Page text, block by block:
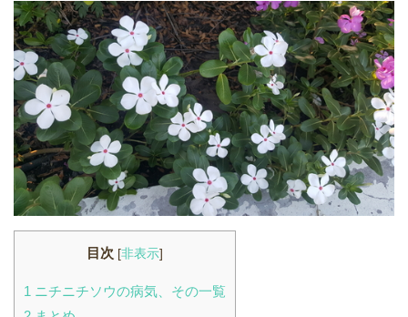
目次 [非表示]
1 ニチニチソウの病気、その一覧